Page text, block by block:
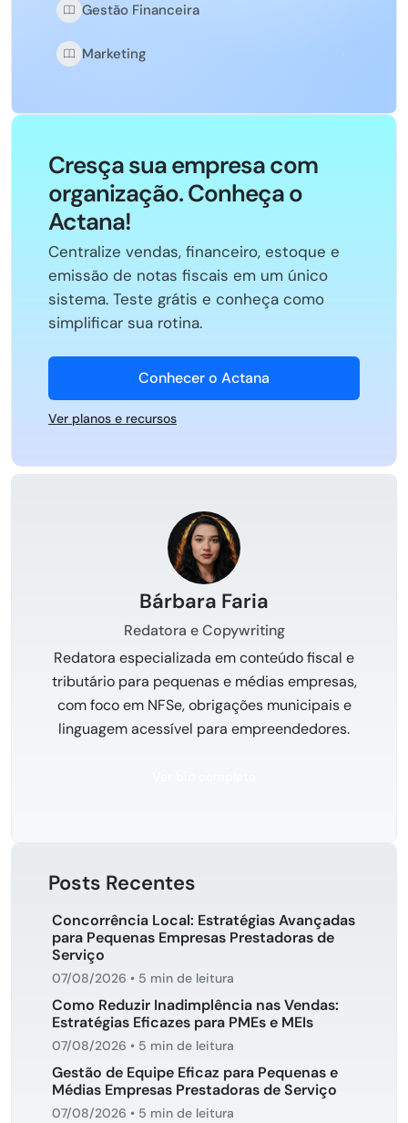
Gestão Financeira
Marketing
Cresça sua empresa com
organização. Conheça o
Actana!
Centralize vendas, financeiro, estoque e
emissão de notas fiscais em um único
sistema. Teste grátis e conheça como
simplificar sua rotina.
Conhecer o Actana
Ver planos e recursos
Bárbara Faria
Redatora e Copywriting
Redatora especializada em conteúdo fiscal e
tributário para pequenas e médias empresas,
com foco em NFSe, obrigações municipais e
linguagem acessível para empreendedores.
Posts Recentes
Concorrência Local: Estratégias Avançadas
para Pequenas Empresas Prestadoras de
Serviço
07/08/2026 • 5 min de leitura
Como Reduzir Inadimplência nas Vendas:
Estratégias Eficazes para PMEs e MEIs
07/08/2026 • 5 min de leitura
Gestão de Equipe Eficaz para Pequenas e
Médias Empresas Prestadoras de Serviço
07/08/2026 • 5 min de leitura